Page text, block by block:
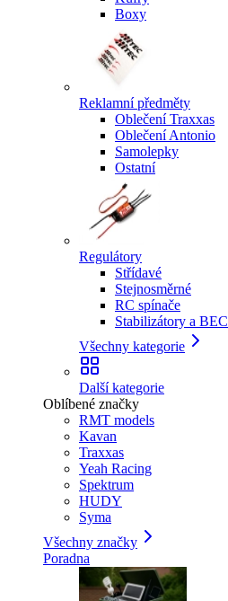
Boxy
Reklamní předměty
Oblečení Traxxas
Oblečení Antonio
Samolepky
Ostatní
Regulátory
Střídavé
Stejnosměrné
RC spínače
Stabilizátory a BEC
Všechny kategorie
Další kategorie
Oblíbené značky
RMT models
Kavan
Traxxas
Yeah Racing
Spektrum
HUDY
Syma
Všechny značky
Poradna